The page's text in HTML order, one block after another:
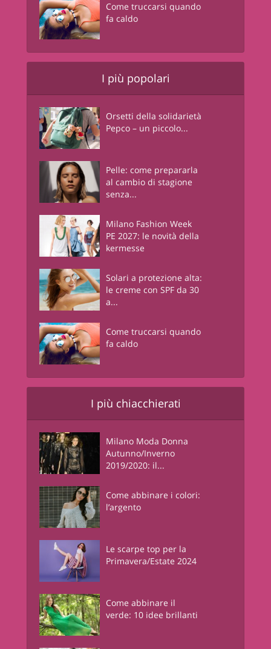
Come truccarsi quando
fa caldo
I più popolari
Orsetti della solidarietà
Pepco – un piccolo...
Pelle: come prepararla
al cambio di stagione
senza...
Milano Fashion Week
PE 2027: le novità della
kermesse
Solari a protezione alta:
le creme con SPF da 30
a...
Come truccarsi quando
fa caldo
I più chiacchierati
Milano Moda Donna
Autunno/Inverno
2019/2020: il...
Come abbinare i colori:
l’argento
Le scarpe top per la
Primavera/Estate 2024
Come abbinare il
verde: 10 idee brillanti